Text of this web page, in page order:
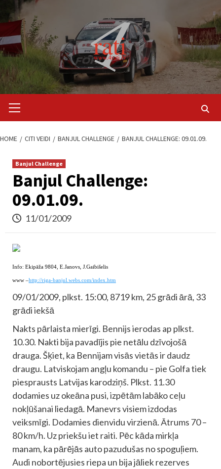
content
Menu
HOME CITI VEIDI BANJUL CHALLENGE BANJUL CHALLENGE: 09.01.09.
Banjul Challenge
Banjul Challenge:
09.01.09.
11/01/2009
Info: Ekipāža 9804, E.Janovs, J.Gaibišelis
www –http://riga-banjul.webs.com/index.htm
09/01/2009, plkst. 15:00, 8719 km, 25 grādi ārā, 33
grādi iekšā
Nakts pārlaista mierīgi. Bennijs ierodas ap plkst.
10.30. Nakti bija pavadījis pie netālu dzīvojošā
drauga. Šķiet, ka Bennijam visās vietās ir daudz
draugu. Latviskojam angļu komandu – pie Golfa tiek
piesprausts Latvijas karodziņš. Plkst. 11.30
dodamies uz okeāna pusi, izpētām labāko ceļu
nokļūšanai liedagā. Manevrs visiem izdodas
veiksmīgi. Dodamies dienvidu virzienā. Ātrums 70 –
80 km/h. Uz priekšu iet raiti. Pēc kāda mirkļa
manam, ka pārējās auto pazudušas no spoguļiem.
Audi nobortējusies riepa un bija jāliek rezerves